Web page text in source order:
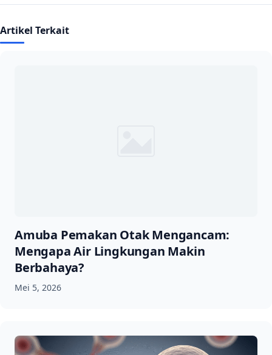
Artikel Terkait
Amuba Pemakan Otak Mengancam:
Mengapa Air Lingkungan Makin
Berbahaya?
Mei 5, 2026